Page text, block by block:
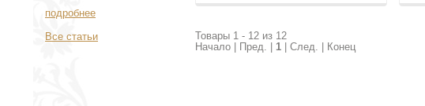
подробнее
Все статьи
Товары 1 - 12 из 12
Начало | Пред. | 1 | След. | Конец